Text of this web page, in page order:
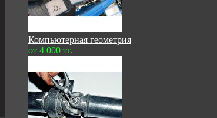
Компьютерная геометрия
от 4 000 тг.